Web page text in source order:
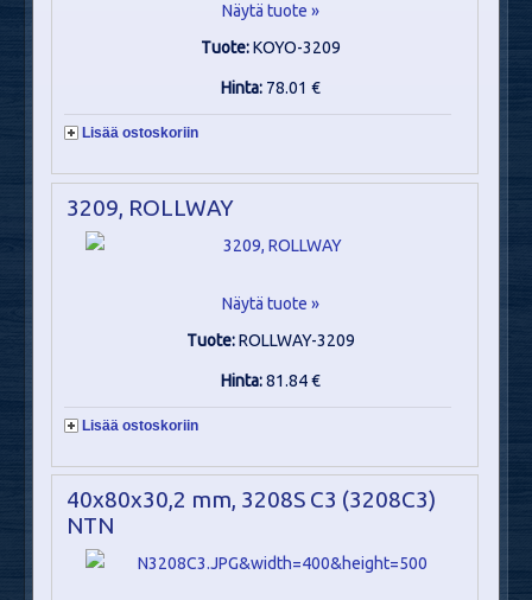
Näytä tuote »
Tuote:KOYO-3209
Hinta: 78.01 €
Lisää ostoskoriin
3209, ROLLWAY
Näytä tuote »
Tuote:ROLLWAY-3209
Hinta:81.84 €
Lisää ostoskoriin
40x80x30,2 mm, 3208S C3 (3208C3)
NTN